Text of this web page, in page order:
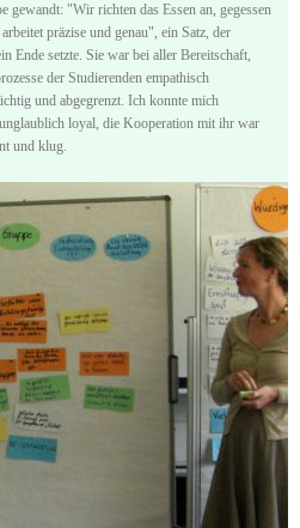
gewandt: "Wir richten das Essen an, gegessen
präzise und genau", ein Satz, der
Ende setzte. Sie war bei aller Bereitschaft,
der Studierenden empathisch
und abgegrenzt. Ich konnte mich
loyal, die Kooperation mit ihr war
und klug.